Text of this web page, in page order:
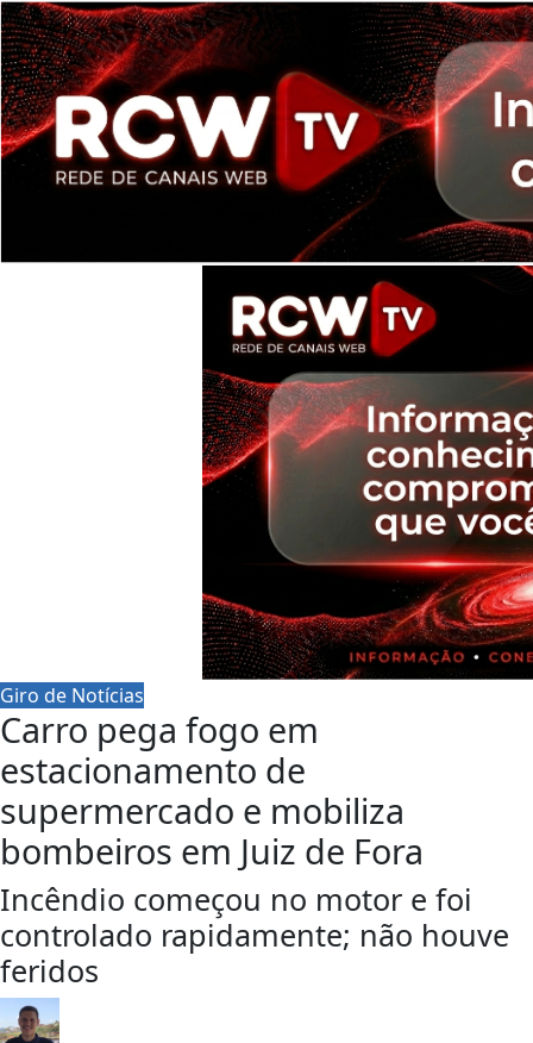
Giro de Notícias
Carro pega fogo em
estacionamento de
supermercado e mobiliza
bombeiros em Juiz de Fora
Incêndio começou no motor e foi
controlado rapidamente; não houve
feridos